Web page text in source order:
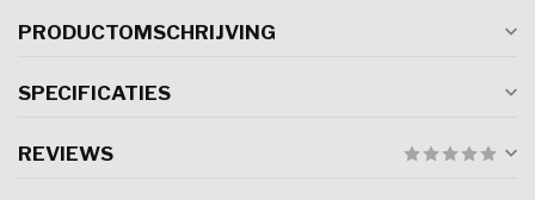
PRODUCTOMSCHRIJVING
SPECIFICATIES
REVIEWS